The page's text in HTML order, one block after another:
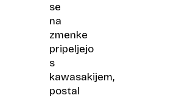
se
na
zmenke
pripeljejo
s
kawasakijem,
postal